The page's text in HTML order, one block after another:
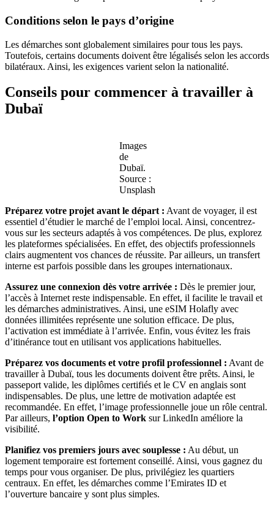
Conditions selon le pays d’origine
Les démarches sont globalement similaires pour tous les pays.
Toutefois, certains documents doivent être légalisés selon les accords
bilatéraux. Ainsi, les exigences varient selon la nationalité.
Conseils pour commencer à travailler à
Dubaï
Images
de
Dubaï.
Source :
Unsplash
Préparez votre projet avant le départ : Avant de voyager, il est
essentiel d’étudier le marché de l’emploi local. Ainsi, concentrez-
vous sur les secteurs adaptés à vos compétences. De plus, explorez
les plateformes spécialisées. En effet, des objectifs professionnels
clairs augmentent vos chances de réussite. Par ailleurs, un transfert
interne est parfois possible dans les groupes internationaux.
Assurez une connexion dès votre arrivée : Dès le premier jour,
l’accès à Internet reste indispensable. En effet, il facilite le travail et
les démarches administratives. Ainsi, une eSIM Holafly avec
données illimitées représente une solution efficace. De plus,
l’activation est immédiate à l’arrivée. Enfin, vous évitez les frais
d’itinérance tout en utilisant vos applications habituelles.
Préparez vos documents et votre profil professionnel : Avant de
travailler à Dubaï, tous les documents doivent être prêts. Ainsi, le
passeport valide, les diplômes certifiés et le CV en anglais sont
indispensables. De plus, une lettre de motivation adaptée est
recommandée. En effet, l’image professionnelle joue un rôle central.
Par ailleurs, l’option Open to Work sur LinkedIn améliore la
visibilité.
Planifiez vos premiers jours avec souplesse : Au début, un
logement temporaire est fortement conseillé. Ainsi, vous gagnez du
temps pour vous organiser. De plus, privilégiez les quartiers
centraux. En effet, les démarches comme l’Emirates ID et
l’ouverture bancaire y sont plus simples.